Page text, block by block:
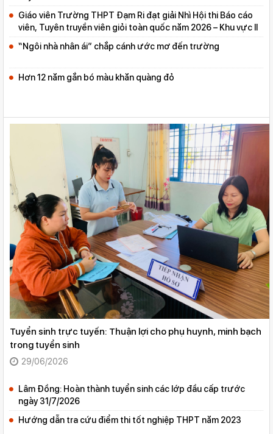
Giáo viên Trường THPT Đạm Ri đạt giải Nhì Hội thi Báo cáo
viên, Tuyên truyền viên giỏi toàn quốc năm 2026 – Khu vực II
“Ngôi nhà nhân ái” chắp cánh ước mơ đến trường
Hơn 12 năm gắn bó màu khăn quàng đỏ
Tuyển sinh trực tuyến: Thuận lợi cho phụ huynh, minh bạch
trong tuyển sinh
29/06/2026
Lâm Đồng: Hoàn thành tuyển sinh các lớp đầu cấp trước
ngày 31/7/2026
Hướng dẫn tra cứu điểm thi tốt nghiệp THPT năm 2023